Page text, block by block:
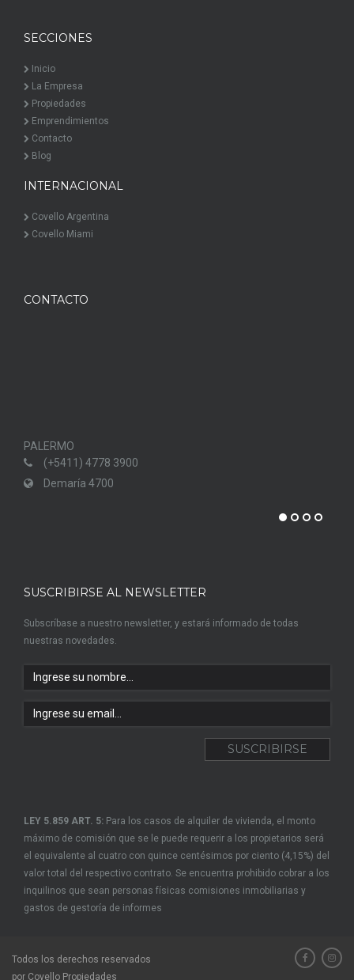
SECCIONES
Inicio
La Empresa
Propiedades
Emprendimientos
Contacto
Blog
INTERNACIONAL
Covello Argentina
Covello Miami
CONTACTO
PALERMO
(+5411) 4778 3900
Demaría 4700
SUSCRIBIRSE AL NEWSLETTER
Subscríbase a nuestro newsletter, y estará informado de todas
nuestras novedades.
LEY 5.859 ART. 5: Para los casos de alquiler de vivienda, el monto
máximo de comisión que se le puede requerir a los propietarios será
el equivalente al cuatro con quince centésimos por ciento (4,15%) del
valor total del respectivo contrato. Se encuentra prohibido cobrar a los
inquilinos que sean personas físicas comisiones inmobiliarias y
gastos de gestoría de informes
Todos los derechos reservados
por Covello Propiedades